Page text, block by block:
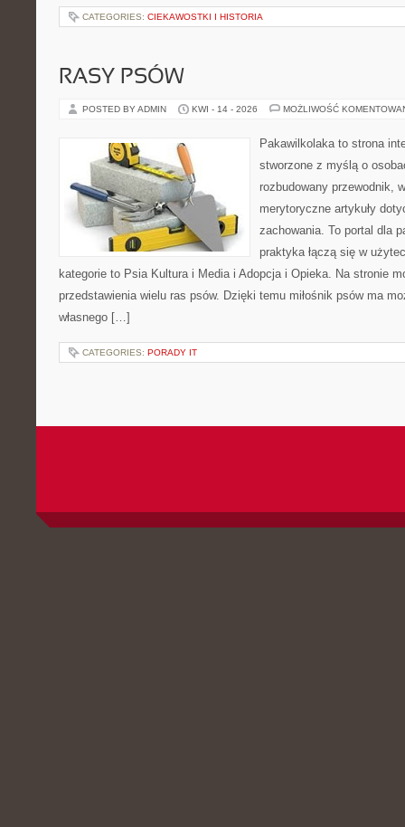
CATEGORIES: CIEKAWOSTKI I HISTORIA
RASY PSÓW
POSTED BY ADMIN KWI - 14 - 2026 MOŻLIWOŚĆ
Pakawilkolaka to strona
stworzone z myślą o
rozbudowany przewodnik,
merytoryczne artykuły
zachowania. To portal dla
praktyka łączą się w
kategorie to Psia Kultura i Media i Adopcja i Opieka. Na stronie
przedstawienia wielu ras psów. Dzięki temu miłośnik psów ma
własnego […]
CATEGORIES: PORADY IT